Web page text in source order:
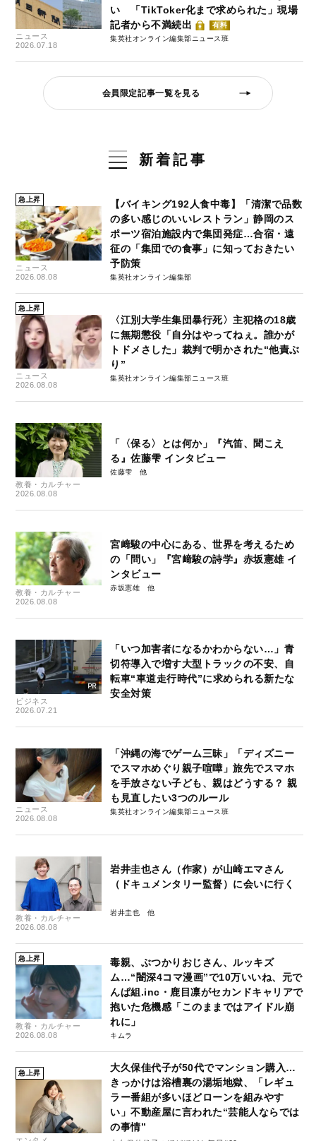
ニュース
2026.07.18
い 「TikToker化まで求められた」現場
記者から不満続出
有料
集英社オンライン編集部ニュース班
会員限定記事一覧を見る
新着記事
急上昇
ニュース
2026.08.08
【バイキング192人食中毒】「清潔で品数
の多い感じのいいレストラン」静岡のス
ポーツ宿泊施設内で集団発症…合宿・遠
征の「集団での食事」に知っておきたい
予防策
集英社オンライン編集部
急上昇
ニュース
2026.08.08
〈江別大学生集団暴行死〉主犯格の18歳
に無期懲役「自分はやってねぇ。誰かが
トドメさした」裁判で明かされた“他責ぶ
り”
集英社オンライン編集部ニュース班
教養・カルチャー
2026.08.08
「〈保る〉とは何か」『汽笛、聞こえ
る』佐藤雫 インタビュー
佐藤雫
教養・カルチャー
2026.08.08
宮﨑駿の中心にある、世界を考えるため
の「問い」『宮﨑駿の詩学』赤坂憲雄 イ
ンタビュー
赤坂憲雄
ビジネス
2026.07.21
「いつ加害者になるかわからない…」青
切符導入で増す大型トラックの不安、自
転車“車道走行時代”に求められる新たな
安全対策
ニュース
2026.08.08
「沖縄の海でゲーム三昧」「ディズニー
でスマホめぐり親子喧嘩」旅先でスマホ
を手放さない子ども、親はどうする？ 親
も見直したい3つのルール
集英社オンライン編集部ニュース班
教養・カルチャー
2026.08.08
岩井圭也さん（作家）が山崎エマさん
（ドキュメンタリー監督）に会いに行く
岩井圭也
急上昇
教養・カルチャー
2026.08.08
毒親、ぶつかりおじさん、ルッキズ
ム…“闇深4コマ漫画”で10万いいね、元で
んぱ組.inc・鹿目凛がセカンドキャリアで
抱いた危機感「このままではアイドル崩
れに」
キムラ
急上昇
大久保佳代子が50代でマンション購入…
きっかけは浴槽裏の湯垢地獄、「レギュ
ラー番組が多いほどローンを組みやす
い」不動産屋に言われた“芸能人ならでは
の事情”